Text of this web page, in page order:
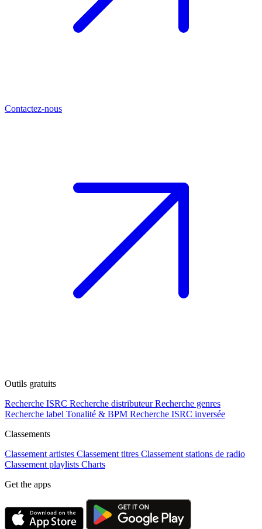
Contactez-nous
Outils gratuits
Recherche ISRC Recherche distributeur Recherche genres
Recherche label Tonalité & BPM Recherche ISRC inversée
Classements
Classement artistes Classement titres Classement stations de radio
Classement playlists Charts
Get the apps